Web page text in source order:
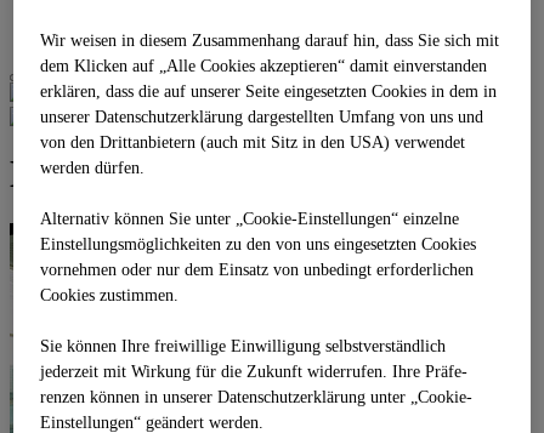
KONTAKT
MM Stage Foyer+Maxi+Mini
Wir weisen in diesem Zusammenhang darauf hin, dass Sie sich mit
dem Klicken auf „Alle Cookies akzeptieren“ damit ein­ver­standen
erklären, dass die auf unserer Seite eingesetzten Cookies in dem in
unserer Datenschutzerklärung dargestellten Umfang von uns und
von den Drittanbietern (auch mit Sitz in den USA) verwendet
werden dürfen.
Alternativ können Sie unter „Cookie-Einstellungen“ einzelne
Einstellungsmöglichkeiten zu den von uns eingesetzten Cookies
vornehmen oder nur dem Einsatz von unbedingt erforderlichen
Cookies zustimmen.
Sie können Ihre freiwillige Einwilligung selbstverständlich
jederzeit mit Wirkung für die Zukunft widerrufen. Ihre Prä­fe­
renzen können in unserer Datenschutzerklärung unter „Cookie-
Einstellungen“ geändert werden.